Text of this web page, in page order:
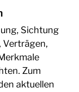
Sichtung
Verträgen,
Zum
aktuellen